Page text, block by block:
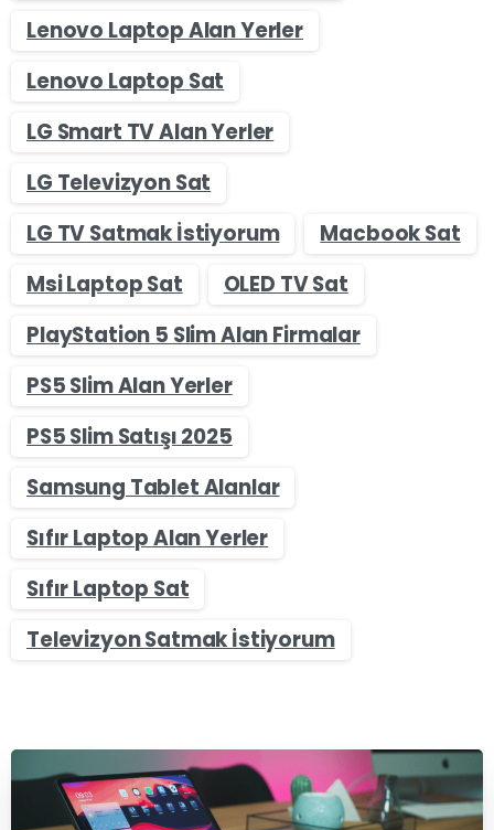
Lenovo Laptop Alan Yerler
Lenovo Laptop Sat
LG Smart TV Alan Yerler
LG Televizyon Sat
LG TV Satmak İstiyorum
Macbook Sat
Msi Laptop Sat
OLED TV Sat
PlayStation 5 Slim Alan Firmalar
PS5 Slim Alan Yerler
PS5 Slim Satışı 2025
Samsung Tablet Alanlar
Sıfır Laptop Alan Yerler
Sıfır Laptop Sat
Televizyon Satmak İstiyorum